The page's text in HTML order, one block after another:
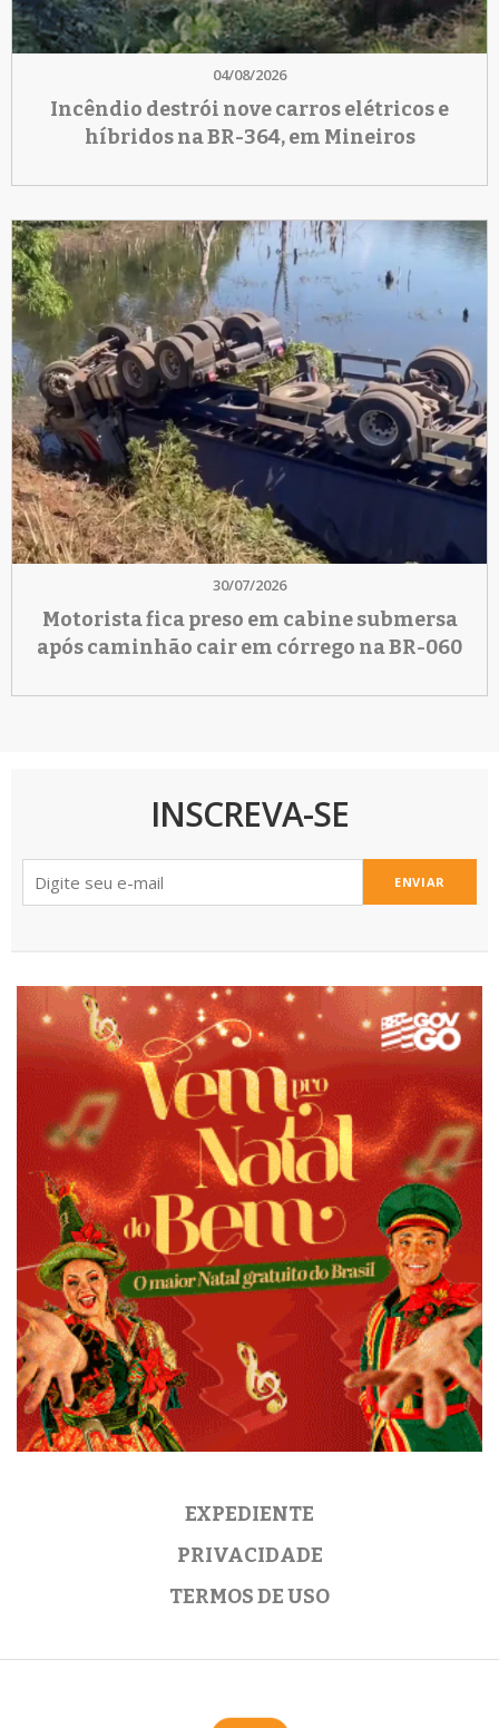
04/08/2026
Incêndio destrói nove carros elétricos e
híbridos na BR-364, em Mineiros
30/07/2026
Motorista fica preso em cabine submersa
após caminhão cair em córrego na BR-060
INSCREVA-SE
ENVIAR
EXPEDIENTE
PRIVACIDADE
TERMOS DE USO